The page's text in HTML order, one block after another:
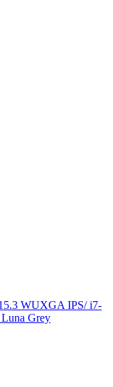
WUXGA IPS/ i7-
Grey